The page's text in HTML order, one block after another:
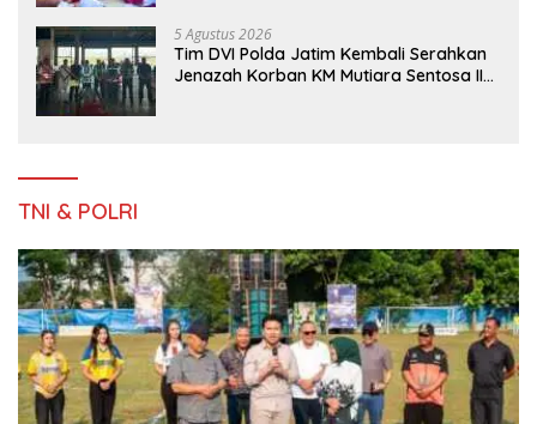
5 Agustus 2026
Tim DVI Polda Jatim Kembali Serahkan
Jenazah Korban KM Mutiara Sentosa II
TNI & POLRI